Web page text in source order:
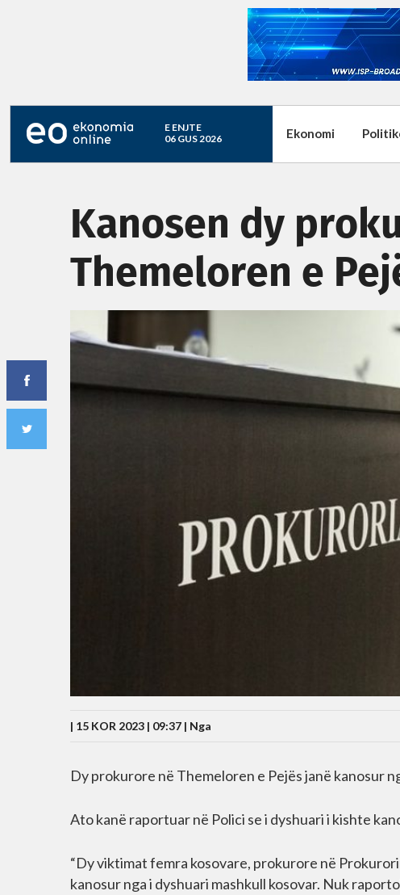
E ENJTE
06 GUS 2026
Ekonomi
Kanosen dy
Themeloren e
| 15 KOR 2023 | 09:37 | Nga
Dy prokurore në Themeloren e Pejës janë kanosur
Ato kanë raportuar në Polici se i dyshuari i kishte
“Dy viktimat femra kosovare, prokurore në
kanosur nga i dyshuari mashkull kosovar. Nuk